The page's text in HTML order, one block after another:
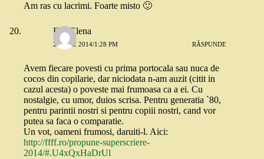
Am ras cu lacrimi. Foarte misto 🙂
Eva Elena
2 IUNIE 2014/1:28 PM RĂSPUNDE
Avem fiecare povesti cu prima portocala sau nuca de
cocos din copilarie, dar niciodata n-am auzit (citit in
cazul acesta) o poveste mai frumoasa ca a ei. Cu
nostalgie, cu umor, duios scrisa. Pentru generatia `80,
pentru parintii nostri si pentru copiii nostri, cand vor
putea sa faca o comparatie.
Un vot, oameni frumosi, daruiti-l. Aici:
http://ffff.ro/propune-superscriere-
2014/#.U4xQxHaDrUl